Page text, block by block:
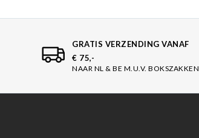
Brazilian Jiu jitsu
GRATIS VERZENDING VANAF
€ 75,-
NAAR NL & BE M.U.V. BOKSZAKKEN